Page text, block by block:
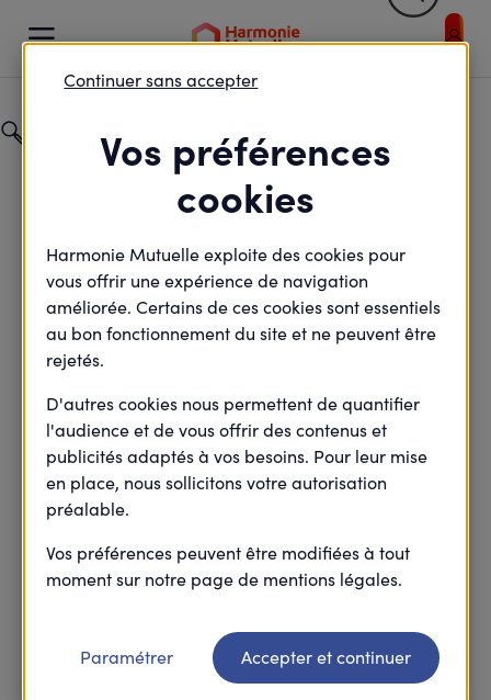


Catégorie
Particuliers
Champ de recherche
Retour
Vos préférences
cookies
Harmonie Mutuelle exploite des cookies pour
vous offrir une expérience de navigation
améliorée. Certains de ces cookies sont essentiels
au bon fonctionnement du site et ne peuvent être
rejetés.
D'autres cookies nous permettent de quantifier
l'audience et de vous offrir des contenus et
publicités adaptés à vos besoins. Pour leur mise
en place, nous sollicitons votre autorisation
préalable.
Vos préférences peuvent être modifiées à tout
moment sur notre page de mentions légales.
Continuer sans accepter
Paramétrer Accepter et continuer